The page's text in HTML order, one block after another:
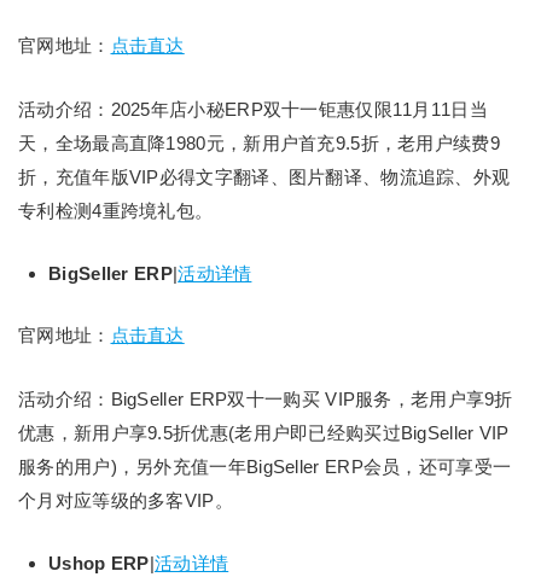
官网地址： 点击直达
活动介绍：2025年店小秘ERP双十一钜惠仅限11月11日当
天，全场最高直降1980元，新用户首充9.5折，老用户续费9
折，充值年版VIP必得文字翻译、图片翻译、物流追踪、外观
专利检测4重跨境礼包。
BigSeller ERP|活动详情
官网地址： 点击直达
活动介绍：BigSeller ERP双十一购买 VIP服务，老用户享9折
优惠，新用户享9.5折优惠(老用户即已经购买过BigSeller VIP
服务的用户)，另外充值一年BigSeller ERP会员，还可享受一
个月对应等级的多客VIP。
Ushop ERP|活动详情